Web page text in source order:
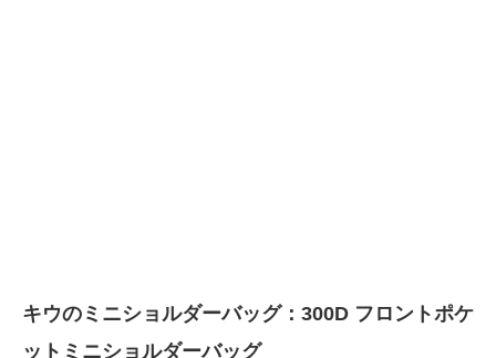
キウのミニショルダーバッグ：300D フロントポケ
ットミニショルダーバッグ